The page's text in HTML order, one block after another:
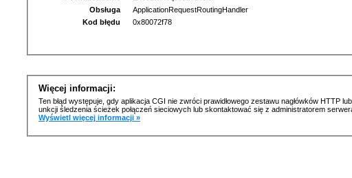
Obsługa
ApplicationRequestRoutingHandler
Kod błędu
0x80072f78
Więcej informacji:
Ten błąd występuje, gdy aplikacja CGI nie zwróci prawidłowego zestawu nagłówków
unkcji śledzenia ścieżek połączeń sieciowych lub skontaktować się z administratorem
Wyświetl więcej informacji »